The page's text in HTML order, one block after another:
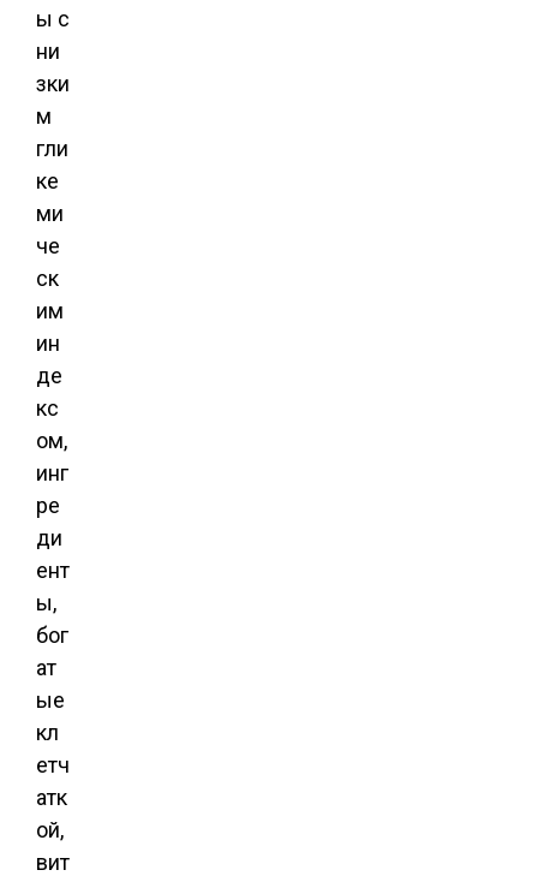
ы с
ни
зки
м
гли
ке
ми
че
ск
им
ин
де
кс
ом,
инг
ре
ди
ент
ы,
бог
ат
ые
кл
етч
атк
ой,
вит